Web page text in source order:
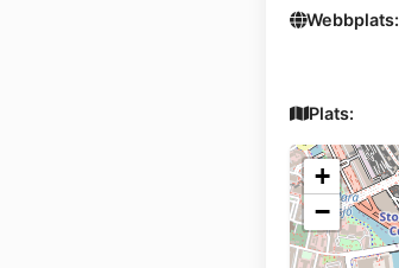
Webbplats:
Plats:
+
−